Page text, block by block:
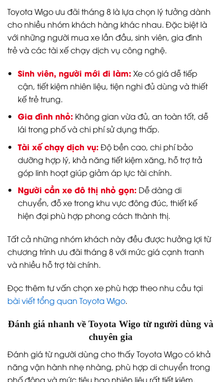
Toyota Wigo ưu đãi tháng 8 là lựa chọn lý tưởng dành
cho nhiều nhóm khách hàng khác nhau. Đặc biệt là
với những người mua xe lần đầu, sinh viên, gia đình
trẻ và các tài xế chạy dịch vụ công nghệ.
Sinh viên, người mới đi làm: Xe có giá dễ tiếp
cận, tiết kiệm nhiên liệu, tiện nghi đủ dùng và thiết
kế trẻ trung.
Gia đình nhỏ: Không gian vừa đủ, an toàn tốt, dễ
lái trong phố và chi phí sử dụng thấp.
Tài xế chạy dịch vụ: Độ bền cao, chi phí bảo
dưỡng hợp lý, khả năng tiết kiệm xăng, hỗ trợ trả
góp linh hoạt giúp giảm áp lực tài chính.
Người cần xe đô thị nhỏ gọn: Dễ dàng di
chuyển, đỗ xe trong khu vực đông đúc, thiết kế
hiện đại phù hợp phong cách thành thị.
Tất cả những nhóm khách này đều được hưởng lợi từ
chương trình ưu đãi tháng 8 với mức giá cạnh tranh
và nhiều hỗ trợ tài chính.
Đọc thêm tư vấn chọn xe phù hợp theo nhu cầu tại
bài viết tổng quan Toyota Wigo.
Đánh giá nhanh về Toyota Wigo từ người dùng và
chuyên gia
Đánh giá từ người dùng cho thấy Toyota Wigo có khả
năng vận hành nhẹ nhàng, phù hợp di chuyển trong
phố đông và mức tiêu hao nhiên liệu rất tiết kiệm,